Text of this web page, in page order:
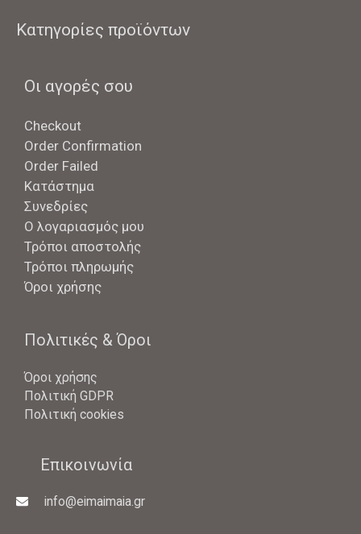
Κατηγορίες προϊόντων
Οι αγορές σου
Checkout
Order Confirmation
Order Failed
Κατάστημα
Συνεδρίες
Ο λογαριασμός μου
Τρόποι αποστολής
Τρόποι πληρωμής
Όροι χρήσης
Πολιτικές & Όροι
Όροι χρήσης
Πολιτική GDPR
Πολιτική cookies
Επικοινωνία
info@eimaimaia.gr